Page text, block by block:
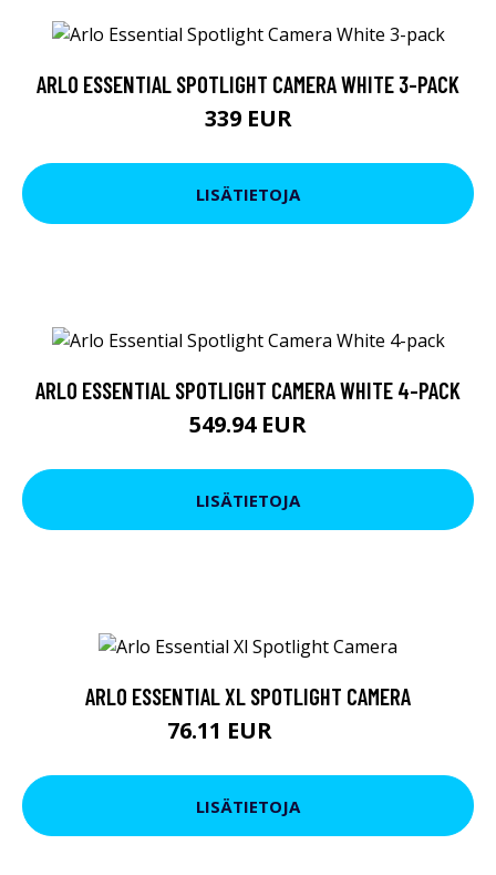
ARLO ESSENTIAL SPOTLIGHT CAMERA WHITE 3-PACK
339 EUR
LISÄTIETOJA
ARLO ESSENTIAL SPOTLIGHT CAMERA WHITE 4-PACK
549.94 EUR
LISÄTIETOJA
ARLO ESSENTIAL XL SPOTLIGHT CAMERA
76.11 EUR
LISÄTIETOJA